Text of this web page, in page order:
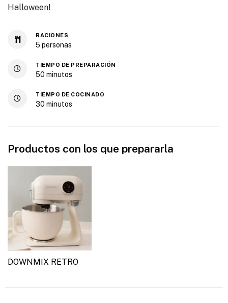
Halloween!
RACIONES
5 personas
TIEMPO DE PREPARACIÓN
50 minutos
TIEMPO DE COCINADO
30 minutos
Productos con los que prepararla
DOWNMIX RETRO